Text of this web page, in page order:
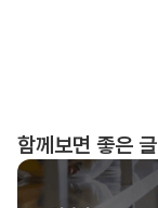
함께보면 좋은 글